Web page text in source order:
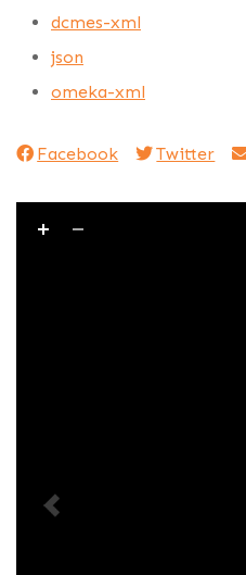
dcmes-xml
json
omeka-xml
Facebook Twitter